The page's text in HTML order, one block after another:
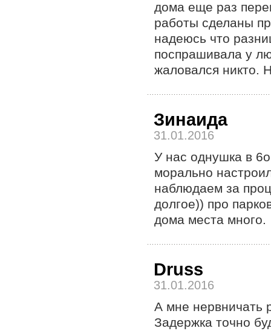
дома еще раз
работы сделаны
надеюсь что
поспрашивала у
жаловался никто.
Зинаида
31.01.2016
У нас однушка в
морально
наблюдаем за
долгое)) про
дома места много.
Druss
31.01.2016
А мне нервничать
Задержка точно